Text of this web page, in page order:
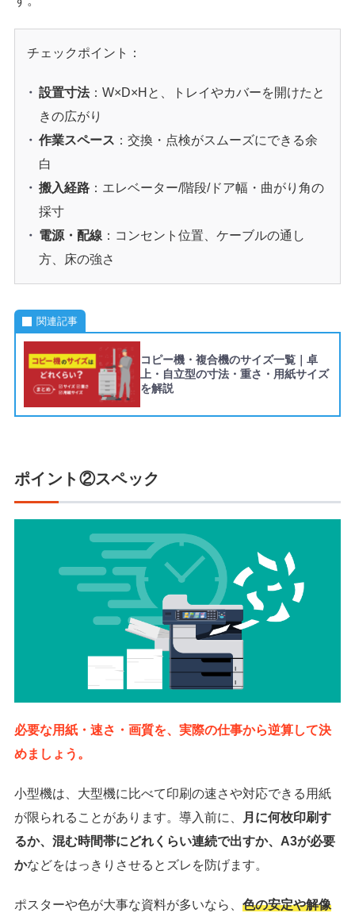
チェックポイント：
設置寸法：W×D×Hと、トレイやカバーを開けたと
きの広がり
作業スペース ：交換・点検がスムーズにできる余
白
搬入経路：エレベーター/階段/ドア幅・曲がり角の
採寸
電源・配線：コンセント位置、ケーブルの通し
方、床の強さ
関連記事
コピー機・複合機のサイズ一覧｜卓
上・自立型の寸法・重さ・用紙サイズ
を解説
ポイント②スペック
必要な用紙・速さ・画質を、実際の仕事から逆算して決
めましょう。
小型機は、大型機に比べて印刷の速さや対応できる用紙
が限られることがあります。導入前に、
月に何枚印刷す
るか、混む時間帯にどれくらい連続で出すか、A3が必要
かなどをはっきりさせるとズレを防げます。
ポスターや色が大事な資料が多いなら、 色の安定や解像